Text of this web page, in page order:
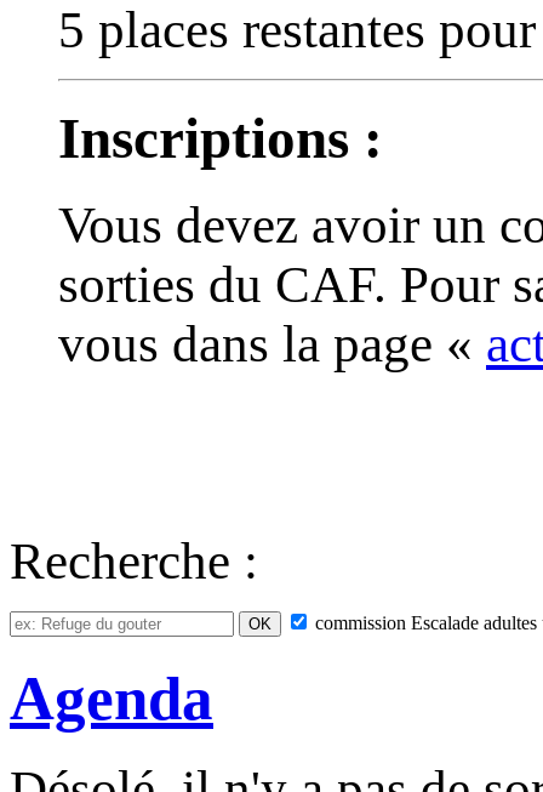
5 places restantes
Inscriptions :
Vous devez avoir un
sorties du CAF. Pour
vous dans la page «
Recherche :
commission Escalade adultes
Agenda